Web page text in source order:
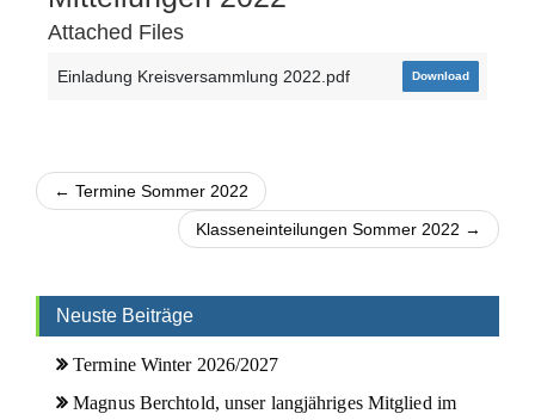
Attached Files
Einladung Kreisversammlung 2022.pdf Download
← Termine Sommer 2022
Klasseneinteilungen Sommer 2022 →
Neuste Beiträge
Termine Winter 2026/2027
Magnus Berchtold, unser langjähriges Mitglied im